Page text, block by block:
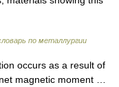
по металлургии
occurs as a result of
magnetic moment …